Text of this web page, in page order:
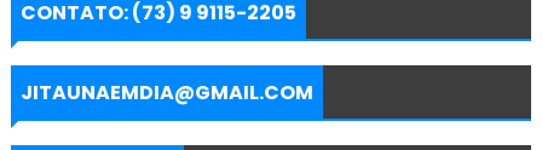
e
b
o
k
t
e
r
s
p
p
g
a
m
e
g
e
r
CONTATO: (73) 9 9115-2205
JITAUNAEMDIA@GMAIL.COM